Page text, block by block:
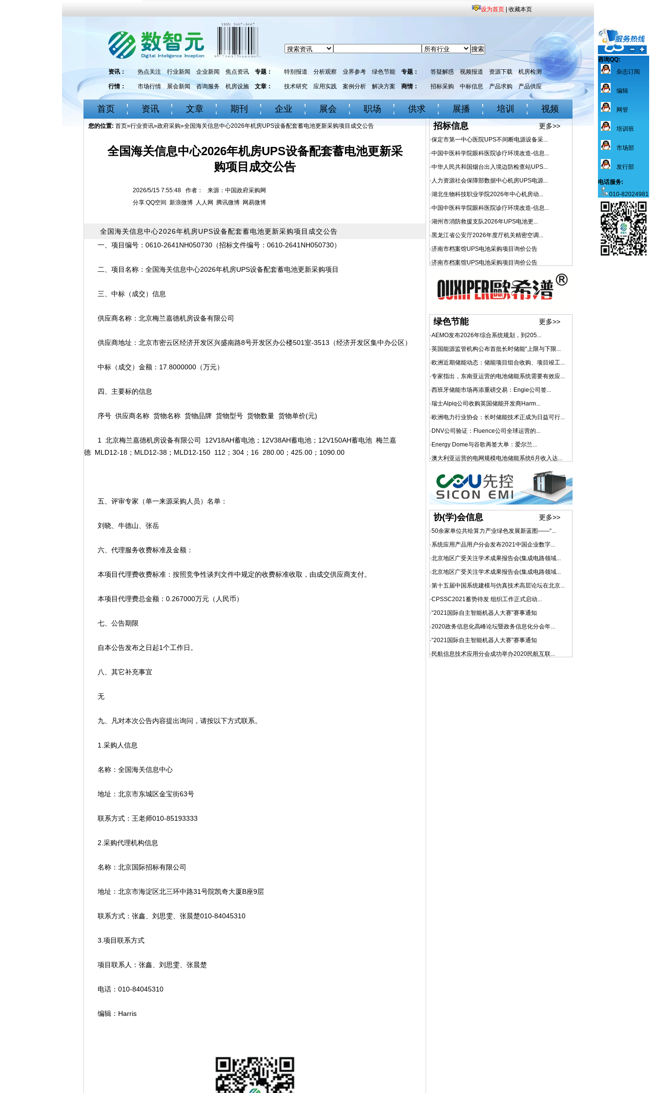
咨询QQ:
杂志订阅
编辑
网管
培训班
市场部
发行部
电话服务:
010-82024981
设为首页 收藏本页
资讯： 热点关注 行业新闻 企业新闻 焦点资讯 专题： 特别报道 分析观察 业界参考 绿色节能 专题： 答疑解惑 视频报道 资源下载 机房检测
行情： 市场行情 展会新闻 咨询服务 机房设施 文章： 技术研究 应用实践 案例分析 解决方案 商情： 招标采购 中标信息 产品求购 产品供应
首页 资讯 文章 期刊 企业 展会 职场 供求 展播 培训 视频
您的位置: 首页»行业资讯»政府采购»全国海关信息中心2026年机房UPS设备配套蓄电池更新采购项目成交公告
全国海关信息中心2026年机房UPS设备配套蓄电池更新采
购项目成交公告
2026/5/15 7:55:48 作者： 来源：中国政府采购网
分享:QQ空间 新浪微博 人人网 腾讯微博 网易微博
全国海关信息中心2026年机房UPS设备配套蓄电池更新采购项目成交公告
一、项目编号：0610-2641NH050730（招标文件编号：0610-2641NH050730）
二、项目名称：全国海关信息中心2026年机房UPS设备配套蓄电池更新采购项目
三、中标（成交）信息
供应商名称：北京梅兰嘉德机房设备有限公司
供应商地址：北京市密云区经济开发区兴盛南路8号开发区办公楼501室-3513（经济开发区集中办公区）
中标（成交）金额：17.8000000（万元）
四、主要标的信息
序号 供应商名称 货物名称 货物品牌 货物型号 货物数量 货物单价(元)
1 北京梅兰嘉德机房设备有限公司 12V18AH蓄电池；12V38AH蓄电池；12V150AH蓄电池 梅兰嘉
德 MLD12-18；MLD12-38；MLD12-150 112；304；16 280.00；425.00；1090.00
五、评审专家（单一来源采购人员）名单：
刘晓、牛德山、张岳
六、代理服务收费标准及金额：
本项目代理费收费标准：按照竞争性谈判文件中规定的收费标准收取，由成交供应商支付。
本项目代理费总金额：0.267000万元（人民币）
七、公告期限
自本公告发布之日起1个工作日。
八、其它补充事宜
无
九、凡对本次公告内容提出询问，请按以下方式联系。
1.采购人信息
名称：全国海关信息中心
地址：北京市东城区金宝街63号
联系方式：王老师010-85193333
2.采购代理机构信息
名称：北京国际招标有限公司
地址：北京市海淀区北三环中路31号院凯奇大厦B座9层
联系方式：张鑫、刘思雯、张晨楚010-84045310
3.项目联系方式
项目联系人：张鑫、刘思雯、张晨楚
电话：010-84045310
编辑：Harris
招标信息 更多>>
·保定市第一中心医院UPS不间断电源设备采...
·中国中医科学院眼科医院诊疗环境改造-信息...
·中华人民共和国烟台出入境边防检查站UPS...
· 人力资源社会保障部数据中心机房UPS电源...
·湖北生物科技职业学院2026年中心机房动...
·中国中医科学院眼科医院诊疗环境改造-信息...
·湖州市消防救援支队2026年UPS电池更...
·黑龙江省公安厅2026年度厅机关精密空调...
·济南市档案馆UPS电池采购项目询价公告
·济南市档案馆UPS电池采购项目询价公告
绿色节能 更多>>
·AEMO发布2026年综合系统规划，到205...
·英国能源监管机构公布首批长时储能“上限与下限...
·欧洲近期储能动态：储能项目组合收购、项目竣工...
·专家指出，东南亚运营的电池储能系统需要有效应...
·西班牙储能市场再添重磅交易：Engie公司签...
·瑞士Alpiq公司收购英国储能开发商Harm...
·欧洲电力行业协会：长时储能技术正成为日益可行...
· DNV公司验证：Fluence公司全球运营的...
· Energy Dome与谷歌再签大单：爱尔兰...
·澳大利亚运营的电网规模电池储能系统6月收入达...
协(学)会信息 更多>>
·50余家单位共绘算力产业绿色发展新蓝图——“...
·系统应用产品用户分会发布2021中国企业数字...
·北京地区广受关注学术成果报告会(集成电路领域...
·北京地区广受关注学术成果报告会(集成电路领域...
·第十五届中国系统建模与仿真技术高层论坛在北京...
·CPSSC2021蓄势待发 组织工作正式启动...
·“2021国际自主智能机器人大赛”赛事通知
·2020政务信息化高峰论坛暨政务信息化分会年...
·“2021国际自主智能机器人大赛”赛事通知
· 民航信息技术应用分会成功举办2020民航互联...